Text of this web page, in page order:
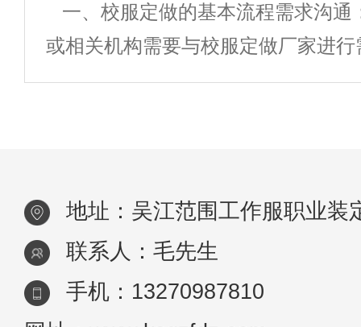
(独自
作服才能够体现出企业良好的形象。
为企业打一个非常好的活广告。工作
服定做选择厂家的时候一定要注意一
一、校服定做的基本流程需求沟通
或相关机构需要与校服定做厂家进
明确校服的款式、颜色、尺寸、数量
地址：吴江范围工作服职业装
联系人：毛先生
手机：13270987810